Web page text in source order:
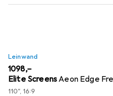
Leinwand
EUR
1098,–
Elite ScreensAeon Edge
110", 16:9